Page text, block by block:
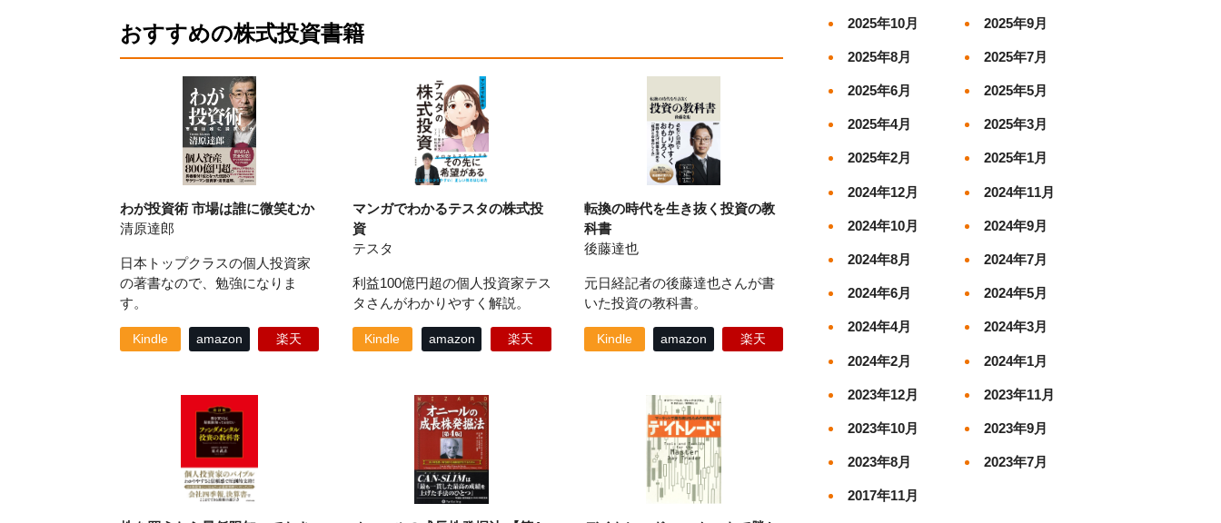
おすすめの株式投資書籍
わが投資術 市場は誰に微笑むか
清原達郎
日本トップクラスの個人投資家
の著書なので、勉強になりま
す。
Kindle amazon 楽天
マンガでわかるテスタの株式投
資
テスタ
利益100億円超の個人投資家テス
タさんがわかりやすく解説。
Kindle amazon 楽天
転換の時代を生き抜く投資の教
科書
後藤達也
元日経記者の後藤達也さんが書
いた投資の教科書。
Kindle amazon 楽天
2025年10月 2025年9月
2025年8月 2025年7月
2025年6月 2025年5月
2025年4月 2025年3月
2025年2月 2025年1月
2024年12月 2024年11月
2024年10月 2024年9月
2024年8月 2024年7月
2024年6月 2024年5月
2024年4月 2024年3月
2024年2月 2024年1月
2023年12月 2023年11月
2023年10月 2023年9月
2023年8月 2023年7月
2017年11月